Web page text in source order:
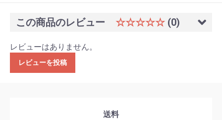
この商品のレビュー ☆☆☆☆☆ (0)
レビューはありません。
レビューを投稿
送料